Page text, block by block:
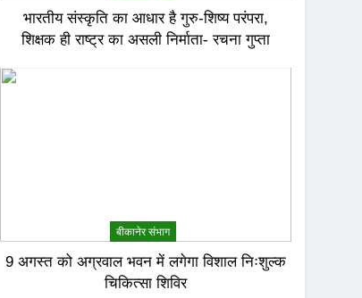
भारतीय संस्कृति का आधार है गुरु-शिष्य परंपरा,
शिक्षक ही राष्ट्र का असली निर्माता- रचना गुप्ता
बीकानेर संभाग
9 अगस्त को अग्रवाल भवन में लगेगा विशाल निःशुल्क
चिकित्सा शिविर